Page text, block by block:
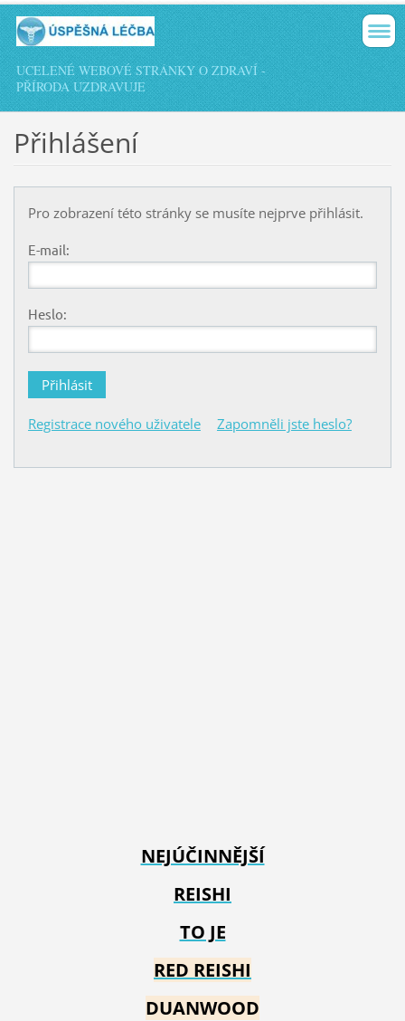
UCELENÉ WEBOVÉ STRÁNKY O ZDRAVÍ -
PŘÍRODA UZDRAVUJE
Přihlášení
Pro zobrazení této stránky se musíte nejprve přihlásit.
E-mail:
Heslo:
Registrace nového uživatele Zapomněli jste heslo?
NEJÚČINNĚJŠÍ
REISHI
TO JE
RED REISHI
DUANWOOD